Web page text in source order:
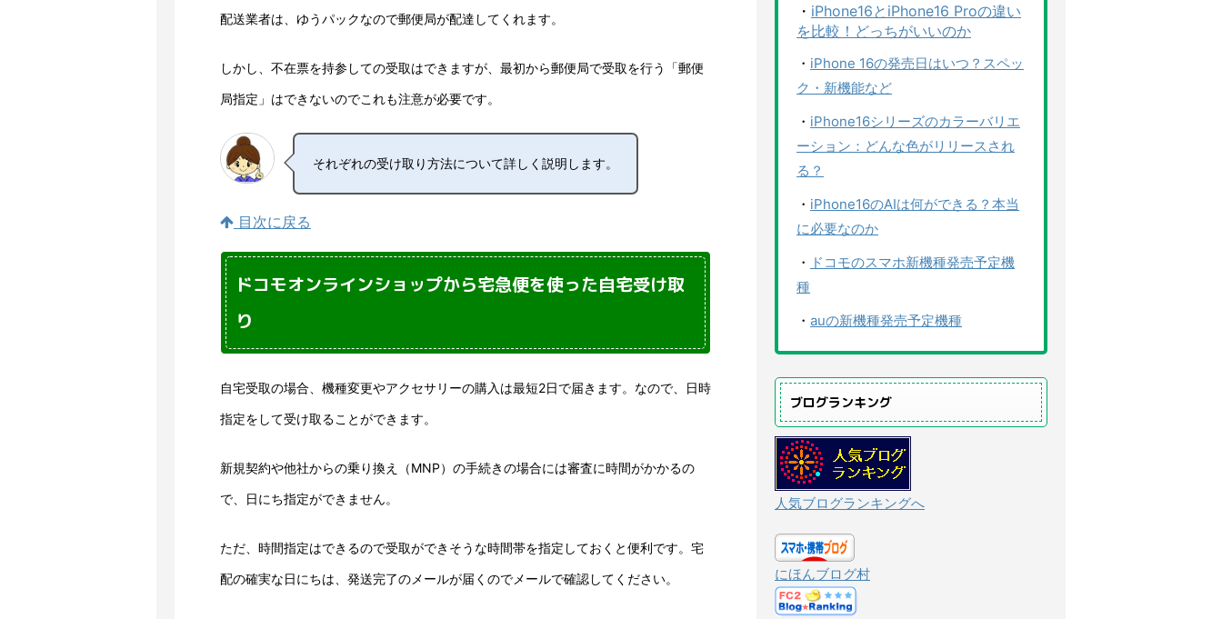
配送業者は、ゆうパックなので郵便局が配達してくれます。
しかし、不在票を持参しての受取はできますが、最初から郵便局で受取を行う「郵便
局指定」はできないのでこれも注意が必要です。
それぞれの受け取り方法について詳しく説明します。
目次に戻る
ドコモオンラインショップから宅急便を使った自宅受け取
り
自宅受取の場合、機種変更やアクセサリーの購入は最短2日で届きます。なので、日時
指定をして受け取ることができます。
新規契約や他社からの乗り換え（MNP）の手続きの場合には審査に時間がかかるの
で、日にち指定ができません。
ただ、時間指定はできるので受取ができそうな時間帯を指定しておくと便利です。宅
配の確実な日にちは、発送完了のメールが届くのでメールで確認してください。
・ iPhone16とiPhone16 Proの違い
を比較！どっちがいいのか
・ iPhone 16の発売日はいつ？スペッ
ク・新機能など
・ iPhone16シリーズのカラーバリエ
ーション：どんな色がリリースされ
る？
・ iPhone16のAIは何ができる？本当
に必要なのか
・ ドコモのスマホ新機種発売予定機
種
・ auの新機種発売予定機種
ブログランキング
人気ブログランキングへ
にほんブログ村